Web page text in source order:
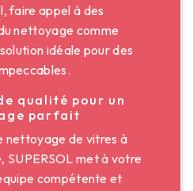
faire appel à des
nettoyage comme
idéale pour des
qualité pour un
parfait
nettoyage de vitres à
SUPERSOL met à votre
compétente et